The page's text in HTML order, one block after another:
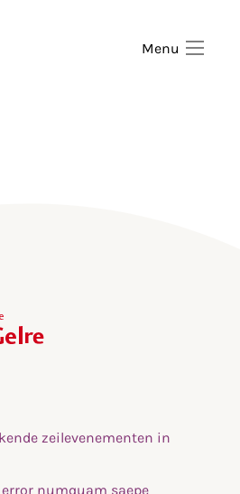
Menu
zeilevenementen in
numquam saepe